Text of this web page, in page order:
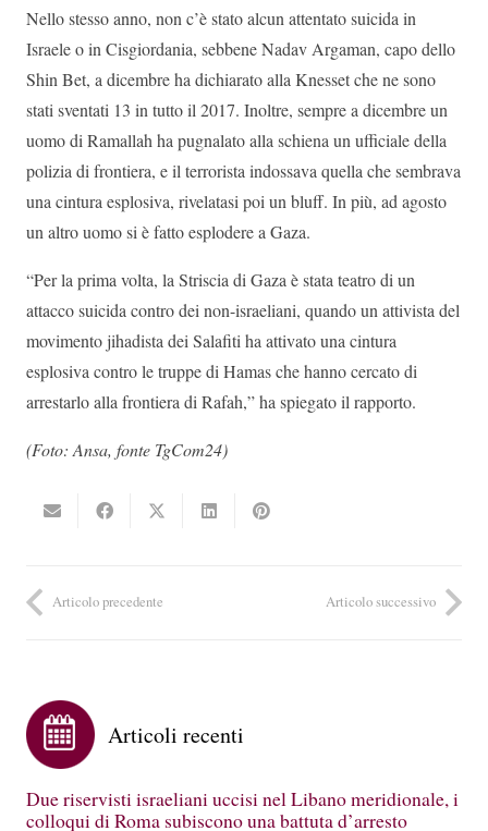
Nello stesso anno, non c’è stato alcun attentato suicida in
Israele o in Cisgiordania, sebbene Nadav Argaman, capo dello
Shin Bet, a dicembre ha dichiarato alla Knesset che ne sono
stati sventati 13 in tutto il 2017. Inoltre, sempre a dicembre un
uomo di Ramallah ha pugnalato alla schiena un ufficiale della
polizia di frontiera, e il terrorista indossava quella che sembrava
una cintura esplosiva, rivelatasi poi un bluff. In più, ad agosto
un altro uomo si è fatto esplodere a Gaza.
“Per la prima volta, la Striscia di Gaza è stata teatro di un
attacco suicida contro dei non-israeliani, quando un attivista del
movimento jihadista dei Salafiti ha attivato una cintura
esplosiva contro le truppe di Hamas che hanno cercato di
arrestarlo alla frontiera di Rafah,” ha spiegato il rapporto.
(Foto: Ansa, fonte TgCom24)
Articolo precedente Articolo successivo
Articoli recenti
Due riservisti israeliani uccisi nel Libano meridionale, i
colloqui di Roma subiscono una battuta d’arresto